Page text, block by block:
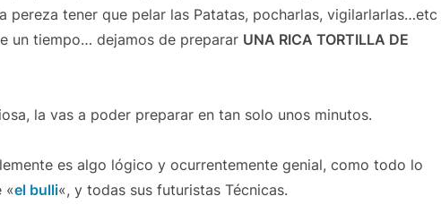
pereza tener que pelar las Patatas, pocharlas, vigilarlarlas…etc
un tiempo… dejamos de preparar UNA RICA TORTILLA DE
la vas a poder preparar en tan solo unos minutos.
es algo lógico y ocurrentemente genial, como todo lo
«el bulli«, y todas sus futuristas Técnicas.